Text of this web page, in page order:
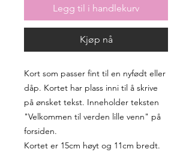
Legg til i handlekurv
Kjøp nå
Kort som passer fint til en nyfødt eller
dåp. Kortet har plass inni til å skrive
på ønsket tekst. Inneholder teksten
"Velkommen til verden lille venn" på
forsiden.
Kortet er 15cm høyt og 11cm bredt.